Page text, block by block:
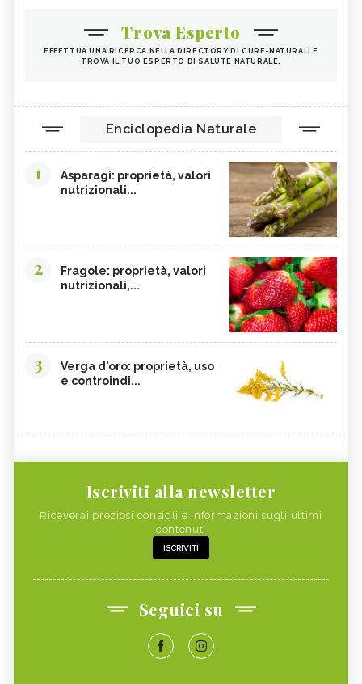
Trova Esperto
EFFETTUA UNA RICERCA NELLA DIRECTORY DI CURE-NATURALI E
TROVA IL TUO ESPERTO DI SALUTE NATURALE.
Enciclopedia Naturale
1
Asparagi: proprietà, valori
nutrizionali...
2
Fragole: proprietà, valori
nutrizionali,...
3
Verga d'oro: proprietà, uso
e controindi...
Iscriviti alla newsletter
Riceverai preziosi consigli e informazioni sugli ultimi
contenuti
ISCRIVITI
Seguici su